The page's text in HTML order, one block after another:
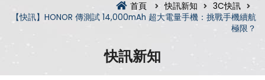
首頁 快訊新知
3C快訊
【快訊】HONOR 傳測試 14,000mAh 超大電量手機：挑戰手機續航
極限？
快訊新知